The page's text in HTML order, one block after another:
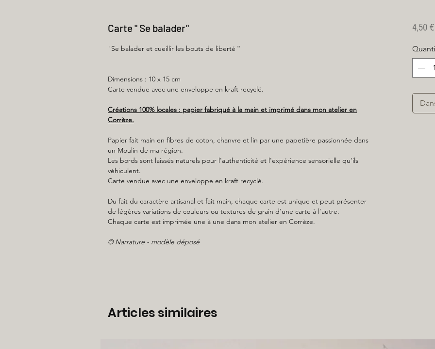
Carte " Se balader"
"Se balader et cueillir les bouts de liberté "
Dimensions : 10 x 15 cm
Carte vendue avec une enveloppe en kraft recyclé.
Créations 100% locales : papier fabriqué à la main et imprimé dans mon atelier en
Corrèze.
Papier fait main en fibres de coton, chanvre et lin par une papetière passionnée dans
un Moulin de ma région.
Les bords sont laissés naturels pour l'authenticité et l'expérience sensorielle qu'ils
véhiculent.
Carte vendue avec une enveloppe en kraft recyclé.
Du fait du caractère artisanal et fait main, chaque carte est unique et peut présenter
de légères variations de couleurs ou textures de grain d'une carte à l'autre.
Chaque carte est imprimée une à une dans mon atelier en Corrèze.
© Narrature - modèle déposé
4,50 €
Articles similaires